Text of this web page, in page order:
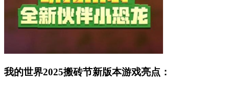
我的世界2025搬砖节新版本游戏亮点：